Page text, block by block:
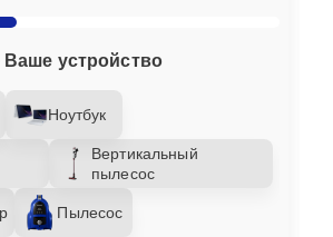
устройство
Ноутбук
Вертикальный
пылесос
Пылесос